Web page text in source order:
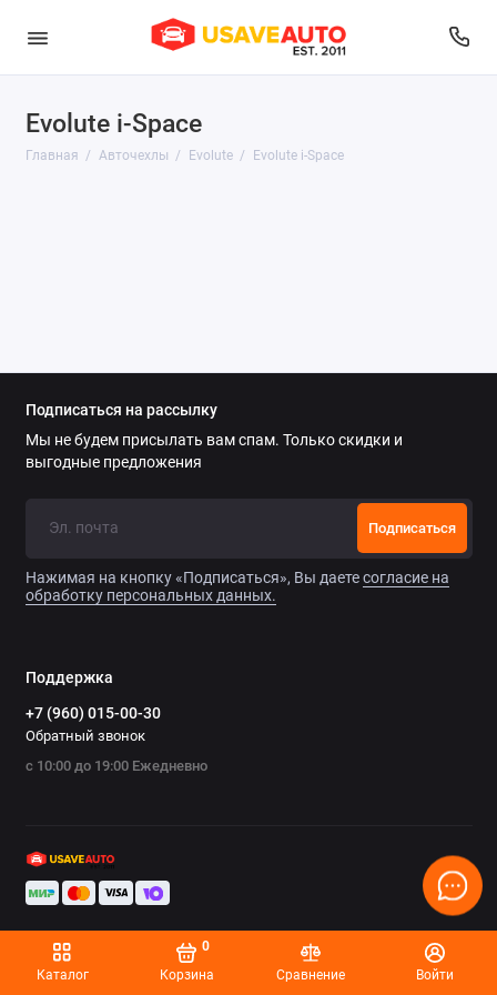
Каталог Корзина
0
Сравнение
Войти
Evolute i-Space
Главная Авточехлы Evolute Evolute i-Space
Audi
Changan
Chery
Chevrolet
Chrysler
Citroen
Datsun
Dodge
Dongfeng
Ford
Подписаться на рассылку
Мы не будем присылать вам спам. Только скидки и
выгодные предложения
Подписаться
Нажимая на кнопку «Подписаться», Вы даетесогласие на
обработку персональных данных.
Поддержка
+7 (960) 015-00-30
Обратный звонок
с 10:00 до 19:00 Ежедневно